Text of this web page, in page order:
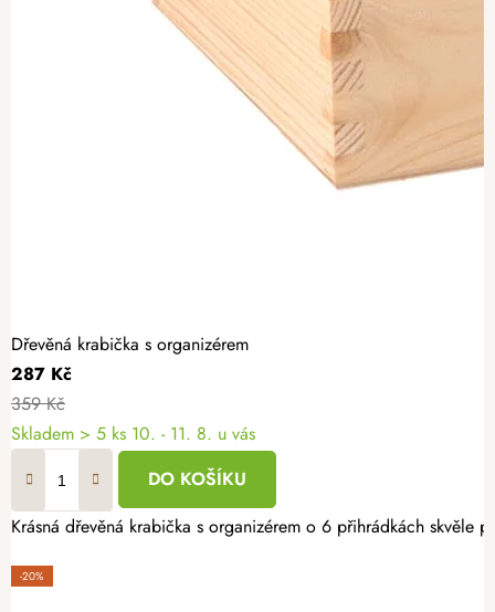
Dřevěná krabička s organizérem
287 Kč
359 Kč
Skladem > 5 ks 10. - 11. 8. u vás
DO KOŠÍKU
Krásná dřevěná krabička s organizérem o 6 přihrádkách
-20%